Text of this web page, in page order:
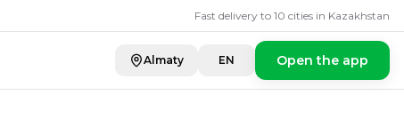
Fast delivery to 10 cities in Kazakhstan
Almaty EN Open the app
смесь"